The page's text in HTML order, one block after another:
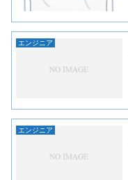
エンジニア
エンジニア